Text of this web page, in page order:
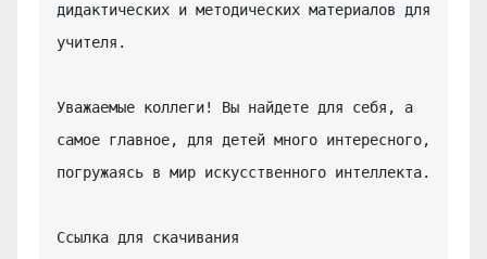
дидактических и методических материалов для
учителя.
Уважаемые коллеги! Вы найдете для себя, а
самое главное, для детей много интересного,
погружаясь в мир искусственного интеллекта.
Ссылка для скачивания